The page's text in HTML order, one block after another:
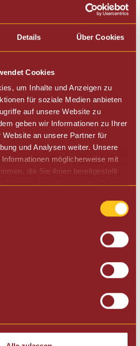
Details Über Cookies
Cookies
um Inhalte und Anzeigen zu
für soziale Medien anbieten
auf unsere Website zu
geben wir Informationen zu Ihrer
Website an unsere Partner für
und Analysen weiter. Unsere
möglicherweise mit
die Sie ihnen bereitgestellt